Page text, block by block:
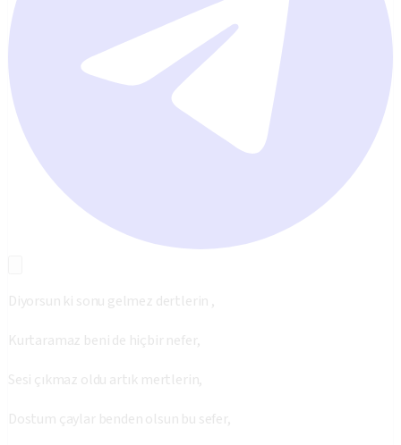
Diyorsun ki sonu gelmez dertlerin ,
Kurtaramaz beni de hiçbir nefer,
Sesi çıkmaz oldu artık mertlerin,
Dostum çaylar benden olsun bu sefer,